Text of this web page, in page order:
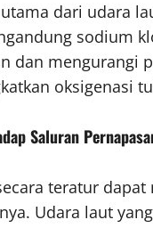
dari udara
sodium
dan mengurangi
oksigenasi
Saluran
teratur
Udara laut